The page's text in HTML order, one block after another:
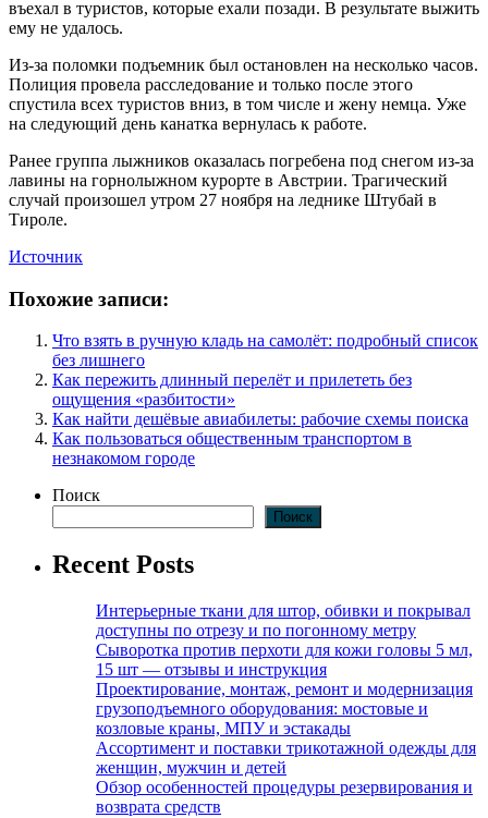
въехал в туристов, которые ехали позади. В результате выжить
ему не удалось.
Из-за поломки подъемник был остановлен на несколько часов.
Полиция провела расследование и только после этого
спустила всех туристов вниз, в том числе и жену немца. Уже
на следующий день канатка вернулась к работе.
Ранее группа лыжников оказалась погребена под снегом из-за
лавины на горнолыжном курорте в Австрии. Трагический
случай произошел утром 27 ноября на леднике Штубай в
Тироле.
Источник
Похожие записи:
Что взять в ручную кладь на самолёт: подробный список
без лишнего
Как пережить длинный перелёт и прилететь без
ощущения «разбитости»
Как найти дешёвые авиабилеты: рабочие схемы поиска
Как пользоваться общественным транспортом в
незнакомом городе
Поиск
Поиск
Recent Posts
Интерьерные ткани для штор, обивки и покрывал
доступны по отрезу и по погонному метру
Сыворотка против перхоти для кожи головы 5 мл,
15 шт — отзывы и инструкция
Проектирование, монтаж, ремонт и модернизация
грузоподъемного оборудования: мостовые и
козловые краны, МПУ и эстакады
Ассортимент и поставки трикотажной одежды для
женщин, мужчин и детей
Обзор особенностей процедуры резервирования и
возврата средств